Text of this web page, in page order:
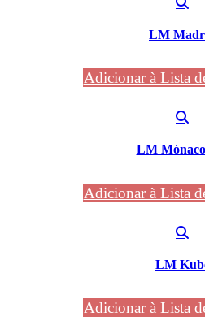
LM
Adicionar à Lista
LM
Adicionar à Lista
LM
Adicionar à Lista